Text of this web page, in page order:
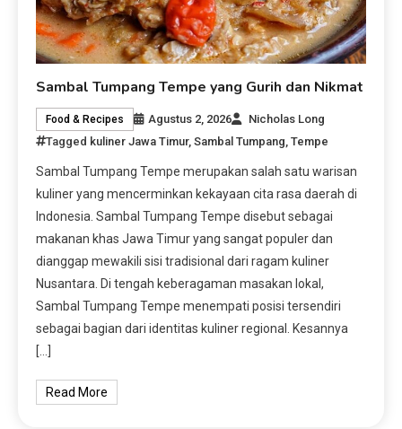
Sambal Tumpang Tempe yang Gurih dan Nikmat
Food & Recipes Agustus 2, 2026
Nicholas Long
Tagged kuliner Jawa Timur,Sambal Tumpang,Tempe
Sambal Tumpang Tempe merupakan salah satu warisan
kuliner yang mencerminkan kekayaan cita rasa daerah di
Indonesia. Sambal Tumpang Tempe disebut sebagai
makanan khas Jawa Timur yang sangat populer dan
dianggap mewakili sisi tradisional dari ragam kuliner
Nusantara. Di tengah keberagaman masakan lokal,
Sambal Tumpang Tempe menempati posisi tersendiri
sebagai bagian dari identitas kuliner regional. Kesannya
[…]
Read More